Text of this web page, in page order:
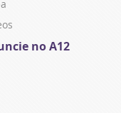
no A12